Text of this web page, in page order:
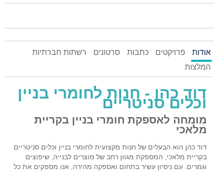
אודות פרויקטים כתבות סרטונים
רשתות חברתיות
המלצות
דוד כהן - חנות לחומרי בניין
וכלים סניטריים
מומחה לאספקת חומרי בניין בקריית
מלאכי
דוד כהן הוא הבעלים של חנות מקצועית לחומרי בניין וכלים סניטריים
בקריית מלאכי, המספקת מגוון רחב של מוצרים לבנייה, שיפוצים
וגמרים. עם ניסיון עשיר בתחום ואספקה מהירה, אנו מספקים את כל